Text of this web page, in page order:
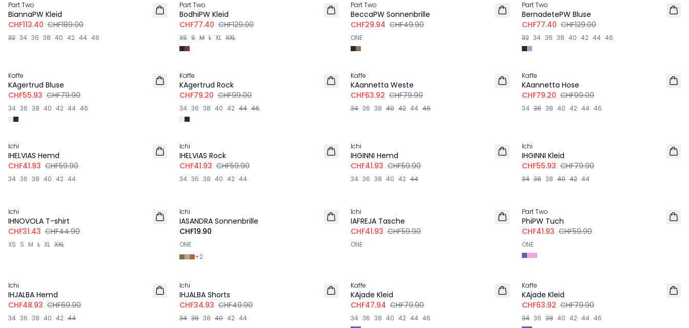
Part Two
BiannaPW Kleid
CHF113.40 CHF189.00
32 34 36 38 40 42 44 46
Part Two
BodhiPW Kleid
CHF77.40 CHF129.00
XS S M L XL XXL
Part Two
BeccaPW Sonnenbrille
CHF29.94 CHF49.90
ONE
Part Two
BernadetePW Bluse
CHF77.40 CHF129.00
32 34 36 38 40 42 44 46
Kaffe
KAgertrud Bluse
CHF55.93 CHF79.90
34 36 38 40 42 44 46
Kaffe
KAgertrud Rock
CHF79.20 CHF99.00
34 36 38 40 42 44 46
LEINEN
Kaffe
KAannetta Weste
CHF63.92 CHF79.90
34 36 38 40 42 44 46
LEINEN
Kaffe
KAannetta Hose
CHF79.20 CHF99.00
34 36 38 40 42 44 46
Ichi
IHELVIAS Hemd
CHF41.93 CHF59.90
34 36 38 40 42 44
Ichi
IHELVIAS Rock
CHF41.93 CHF59.90
34 36 38 40 42 44
Ichi
IHGINNI Hemd
CHF41.93 CHF59.90
34 36 38 40 42 44
Ichi
IHGINNI Kleid
CHF55.93 CHF79.90
34 36 38 40 42 44
Ichi
IHNOVOLA T-shirt
CHF31.43 CHF44.90
XS S M L XL XXL
Ichi
IASANDRA Sonnenbrille
CHF19.90
ONE
+2
Ichi
IAFREJA Tasche
CHF41.93 CHF59.90
ONE
Part Two
PhiPW Tuch
CHF41.93 CHF59.90
ONE
Ichi
IHJALBA Hemd
CHF48.93 CHF69.90
34 36 38 40 42 44
Ichi
IHJALBA Shorts
CHF34.93 CHF49.90
34 36 38 40 42 44
Kaffe
KAjade Kleid
CHF47.94 CHF79.90
34 36 38 40 42 44 46
Kaffe
KAjade Kleid
CHF63.92 CHF79.90
34 36 38 40 42 44 46